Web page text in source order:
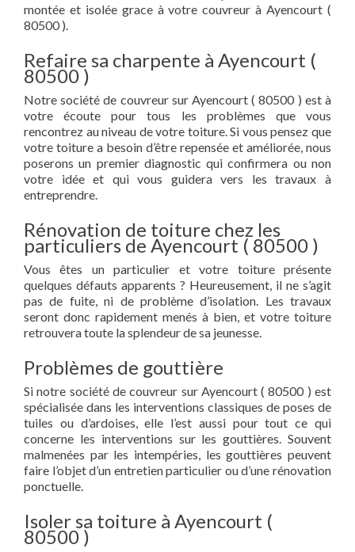
montée et isolée grace à votre couvreur à Ayencourt (
80500 ).
Refaire sa charpente à Ayencourt (
80500 )
Notre société de couvreur sur Ayencourt ( 80500 ) est à
votre écoute pour tous les problèmes que vous
rencontrez au niveau de votre toiture. Si vous pensez que
votre toiture a besoin d’être repensée et améliorée, nous
poserons un premier diagnostic qui confirmera ou non
votre idée et qui vous guidera vers les travaux à
entreprendre.
Rénovation de toiture chez les
particuliers de Ayencourt ( 80500 )
Vous êtes un particulier et votre toiture présente
quelques défauts apparents ? Heureusement, il ne s’agit
pas de fuite, ni de problème d’isolation. Les travaux
seront donc rapidement menés à bien, et votre toiture
retrouvera toute la splendeur de sa jeunesse.
Problèmes de gouttière
Si notre société de couvreur sur Ayencourt ( 80500 ) est
spécialisée dans les interventions classiques de poses de
tuiles ou d’ardoises, elle l’est aussi pour tout ce qui
concerne les interventions sur les gouttières. Souvent
malmenées par les intempéries, les gouttières peuvent
faire l’objet d’un entretien particulier ou d’une rénovation
ponctuelle.
Isoler sa toiture à Ayencourt (
80500 )